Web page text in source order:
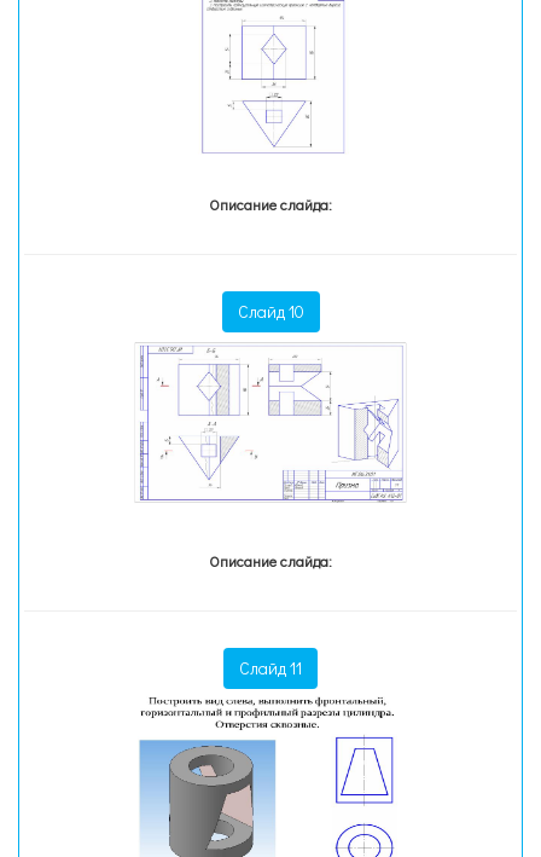
Описание слайда:
Слайд 10
Описание слайда:
Слайд 11